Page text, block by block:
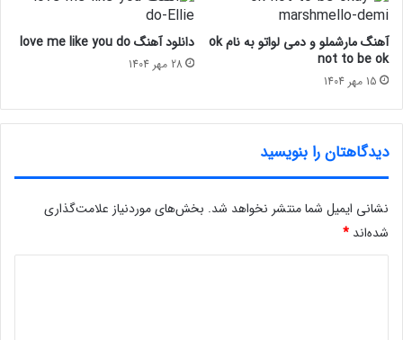
آهنگ مارشملو و دمی لواتو به نام ok
not to be ok
15 مهر 1404
دانلود آهنگ love me like you do
28 مهر 1404
دیدگاهتان را بنویسید
نشانی ایمیل شما منتشر نخواهد شد. بخش‌های موردنیاز علامت‌گذاری
شده‌اند *